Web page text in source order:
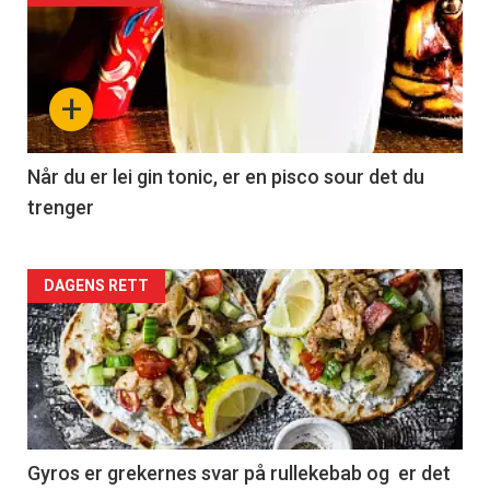
+
Når du er lei gin tonic, er en pisco sour det du
trenger
Forsiden
akkurat
nå
-
2
DAGENS RETT
Gyros er grekernes svar på rullekebab og er det